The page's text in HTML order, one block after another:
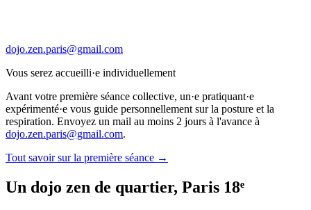
dojo.zen.paris@gmail.com
Vous serez accueilli·e individuellement
Avant votre première séance collective, un·e pratiquant·e
expérimenté·e vous guide personnellement sur la posture et la
respiration. Envoyez un mail au moins 2 jours à l'avance à
dojo.zen.paris@gmail.com.
Tout savoir sur la première séance →
Un dojo zen de quartier, Paris 18ᵉ